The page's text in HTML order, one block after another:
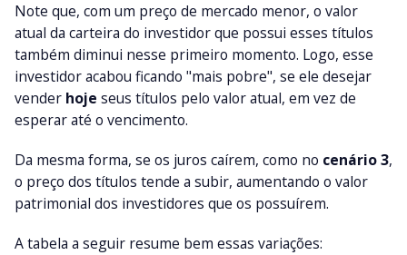
Note que, com um preço de mercado menor, o valor
atual da carteira do investidor que possui esses títulos
também diminui nesse primeiro momento. Logo, esse
investidor acabou ficando "mais pobre", se ele desejar
vender hoje seus títulos pelo valor atual, em vez de
esperar até o vencimento.
Da mesma forma, se os juros caírem, como no cenário 3,
o preço dos títulos tende a subir, aumentando o valor
patrimonial dos investidores que os possuírem.
A tabela a seguir resume bem essas variações: